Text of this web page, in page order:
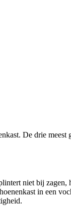
De drie
niet bij
in een